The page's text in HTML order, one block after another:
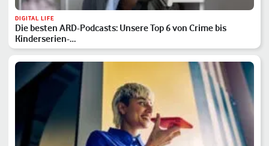
DIGITAL LIFE
Die besten ARD-Podcasts: Unsere Top 6 von Crime bis
Kinderserien-…